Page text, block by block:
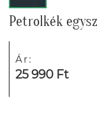
Petrolkék
Ár:
25 990 Ft